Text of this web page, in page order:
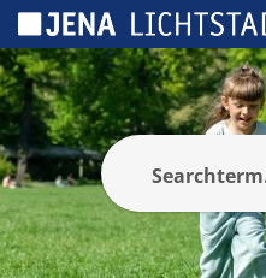
Cookies management panel